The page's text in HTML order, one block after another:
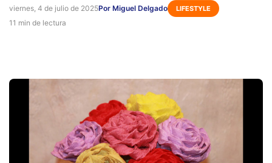
viernes, 4 de julio de 2025Por Miguel Delgado LIFESTYLE
11 min de lectura